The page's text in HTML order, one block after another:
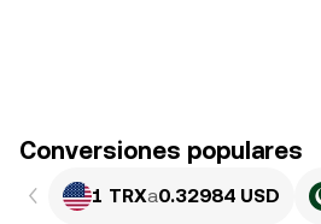
Conversiones populares
1 TRXa0.32984 USD